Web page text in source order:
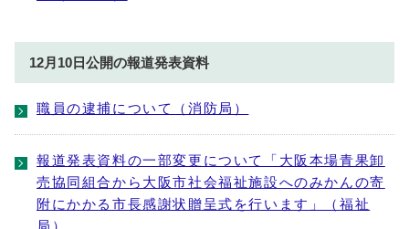
12月10日公開の報道発表資料
職員の逮捕について（消防局）
報道発表資料の一部変更について「大阪本場青果卸
売協同組合から大阪市社会福祉施設へのみかんの寄
附にかかる市長感謝状贈呈式を行います」（福祉